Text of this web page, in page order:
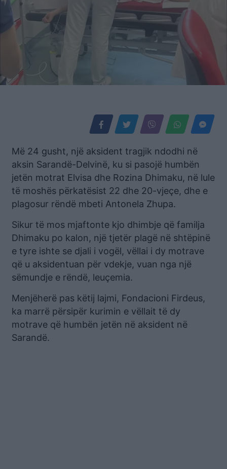
Më 24 gusht, një aksident tragjik ndodhi në
aksin Sarandë-Delvinë, ku si pasojë humbën
jetën motrat Elvisa dhe Rozina Dhimaku, në lule
të moshës përkatësist 22 dhe 20-vjeçe, dhe e
plagosur rëndë mbeti Antonela Zhupa.
Sikur të mos mjaftonte kjo dhimbje që familja
Dhimaku po kalon, një tjetër plagë në shtëpinë
e tyre ishte se djali i vogël, vëllai i dy motrave
që u aksidentuan për vdekje, vuan nga një
sëmundje e rëndë, leuçemia.
Menjëherë pas këtij lajmi, Fondacioni Firdeus,
ka marrë përsipër kurimin e vëllait të dy
motrave që humbën jetën në aksident në
Sarandë.